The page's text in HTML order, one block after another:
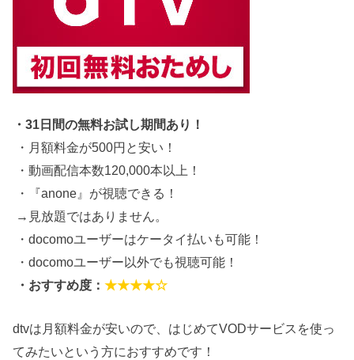
・31日間の無料お試し期間あり！
・月額料金が500円と安い！
・動画配信本数120,000本以上！
・『anone』が視聴できる！
→見放題ではありません。
・docomoユーザーはケータイ払いも可能！
・docomoユーザー以外でも視聴可能！
・おすすめ度：★★★★☆
dtvは月額料金が安いので、はじめてVODサービスを使っ
てみたいという方におすすめです！